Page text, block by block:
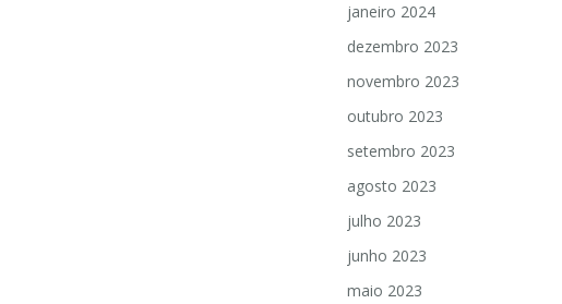
janeiro 2024
dezembro 2023
novembro 2023
outubro 2023
setembro 2023
agosto 2023
julho 2023
junho 2023
maio 2023